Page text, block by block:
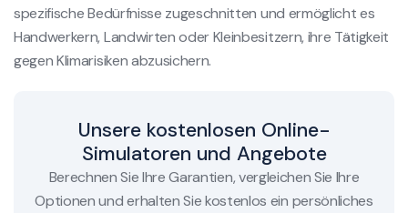
spezifische Bedürfnisse zugeschnitten und ermöglicht es
Handwerkern, Landwirten oder Kleinbesitzern, ihre Tätigkeit
gegen Klimarisiken abzusichern.
Unsere kostenlosen Online-
Simulatoren und Angebote
Berechnen Sie Ihre Garantien, vergleichen Sie Ihre
Optionen und erhalten Sie kostenlos ein persönliches